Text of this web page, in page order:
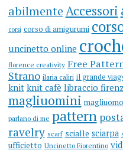
abilmenteAccessori
corsi corso di amigurumi
uncinetto online
florence creativity Free
Strano ilaria caliri il grande
knit knit cafè libraccio
magliuomini
parlano di me pattern
ravelry scarf scialle sciarpa
ufficietto Uncinetto Fiorentino